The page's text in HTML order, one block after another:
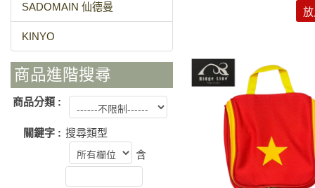
SADOMAIN 仙德曼
KINYO
商品進階搜尋
商品分類 :
關鍵字 : 搜尋類型
含